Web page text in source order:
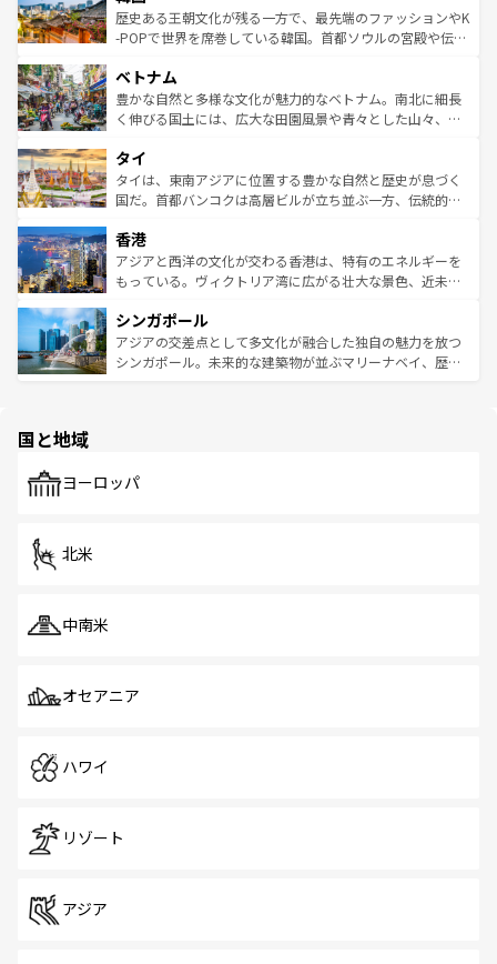
はコンテンツ一覧を参照してほしい。
ビング、ハイキングなど、アウトドア好きにはたまらな
い。オーストラリアの多彩な魅力を存分に味わいつくそ
参照してほしい。
と山間の静けさが共存しており、訪れる人に新しい発見と
驚きをもたらしてくれる。また、奥深い台湾の食文化も魅
容にもいいと評判のスイーツなど、バラエティ豊かな料理
が味わえる。 なお、新着の台湾情報は コンテンツ一覧を参
照してほしい。
歴史ある王朝文化が残る一方で、最先端のファッションやK
-POPで世界を席巻している韓国。首都ソウルの宮殿や伝統
き、地方に足を延ばせば四季折々の自然美を楽しむことが
できる。そして、キムチや焼肉、絶品のストリートフード
まで、さまざまな韓国料理が待っている。夜には、韓国な
リティに包まれながら、韓国の多彩な魅力を心ゆくまで味
わってみてほしい。 なお、新着の韓国情報はコンテンツ一
覧を参照してほしい。
ベトナム
豊かな自然と多様な文化が魅力的なベトナム。南北に細長
く伸びる国土には、広大な田園風景や青々とした山々、世
急速な発展と共に伝統が息づく。ハノイの古い町並みやホ
ーチミン市のフランス統治時代の建物も、独特の雰囲気を
醸し出している。また、バラエティの豊かさとおいしさで
とつ。フォーやバインミー、ベトナムコーヒーなどは、ぜ
ひ現地で味わいたい。どの地域を訪れてもあたたかい人々
が旅行者を迎えてくれるので、きっと忘れられない旅にな
参照してほしい。
タイ
タイは、東南アジアに位置する豊かな自然と歴史が息づく
国だ。首都バンコクは高層ビルが立ち並ぶ一方、伝統的な
の活気が交差している。北部ではチェンマイなどの山岳地
帯で自然と触れ合い、南部ではプーケットやクラビの美し
いビーチでリゾート気分を楽しむことができる。タイ料理
激する。気候は一年中温暖で、どの季節にも異なる楽しみ
が待っている。親しみやすいタイの人々、仏教を中心とし
た文化、そして多様な観光資源が、訪れる旅人を魅了し続
香港
アジアと西洋の文化が交わる香港は、特有のエネルギーを
もっている。ヴィクトリア湾に広がる壮大な景色、近未来
み、どこを訪れても感動するはず。観光スポットが密集し
ており、効率よく見どころを回れるのも魅力。息をのむよ
うな絶景から文化的な体験まで、香港を存分に楽しみ尽く
シンガポール
アジアの交差点として多文化が融合した独自の魅力を放つ
シンガポール。未来的な建築物が並ぶマリーナベイ、歴史
で、ホーカーズは地元の風情を楽しめる外せないスポット
国と地域
ヨーロッパ
北米
中南米
オセアニア
ハワイ
リゾート
アジア